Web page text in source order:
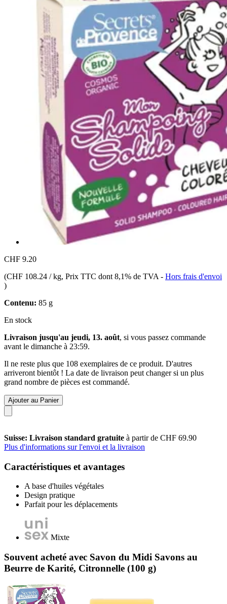
CHF 9.20
(CHF 108.24 / kg, Prix TTC dont 8,1% de TVA - Hors frais d'envoi
)
Contenu: 85 g
En stock
Livraison jusqu'au jeudi, 13. août, si vous passez commande
avant le dimanche à 23:59.
Il ne reste plus que 108 exemplaires de ce produit. D'autres
arriveront bientôt ! La date de livraison peut changer si un plus
grand nombre de pièces est commandé.
Ajouter au Panier
Suisse: Livraison standard gratuite à partir de CHF 69.90
Plus d'informations sur l'envoi et la livraison
Caractéristiques et avantages
A base d'huiles végétales
Design pratique
Parfait pour les déplacements
Mixte
Souvent acheté avec Savon du Midi Savons au
Beurre de Karité, Citronnelle (100 g)